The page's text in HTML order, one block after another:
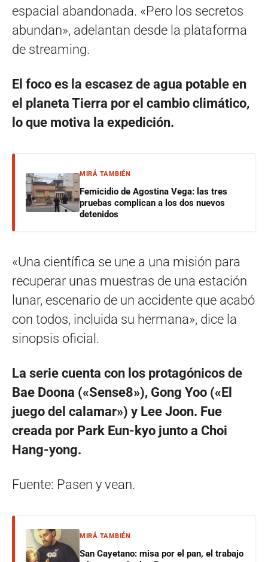
espacial abandonada. «Pero los secretos
abundan», adelantan desde la plataforma
de streaming.
El foco es la escasez de agua potable en
el planeta Tierra por el cambio climático,
lo que motiva la expedición.
MIRÁ TAMBIÉN
Femicidio de Agostina Vega: las tres
pruebas complican a los dos nuevos
detenidos
«Una científica se une a una misión para
recuperar unas muestras de una estación
lunar, escenario de un accidente que acabó
con todos, incluida su hermana», dice la
sinopsis oficial.
La serie cuenta con los protagónicos de
Bae Doona («Sense8»), Gong Yoo («El
juego del calamar») y Lee Joon. Fue
creada por Park Eun-kyo junto a Choi
Hang-yong.
Fuente: Pasen y vean.
MIRÁ TAMBIÉN
San Cayetano: misa por el pan, el trabajo